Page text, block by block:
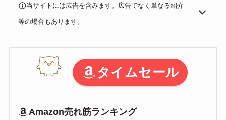
当サイトには広告を含みます。広告でなく単なる紹介
等の場合もあります。
タイムセール
Amazon売れ筋ランキング